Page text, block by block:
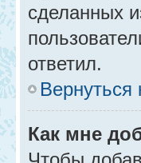
сделанных
ответил.
Вернуться
Как мне